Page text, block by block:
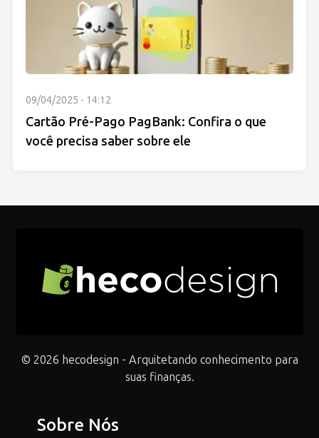
09/04/2025 - 14:12
Cartão Pré-Pago PagBank: Confira o que
você precisa saber sobre ele
© 2026 hecodesign - Arquitetando conhecimento para
suas finanças.
Sobre Nós